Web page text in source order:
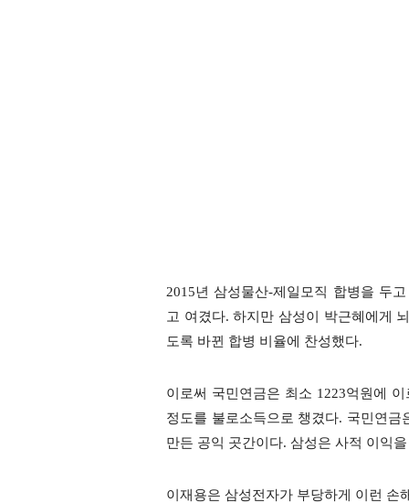
2015년 삼성물산-제일모직 합병을 두
고 여겼다. 하지만 삼성이 박근혜에게
도록 바뀐 합병 비율에 찬성했다.
이로써 국민연금은 최소 1223억원에
정도를 불로소득으로 챙겼다. 국민연
만든 공익 곳간이다. 삼성은 사적 이익
이재용은 삼성전자가 부당하게 이런 손